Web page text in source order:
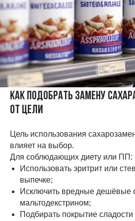
Как подобрать замену
от цели
Цель использования
влияет на выбор.
Для соблюдающих диету или ПП:
Использовать эритрит или
выпечке;
Исключить вредные дешёвые
мальтодекстрином;
Подбирать покрытие